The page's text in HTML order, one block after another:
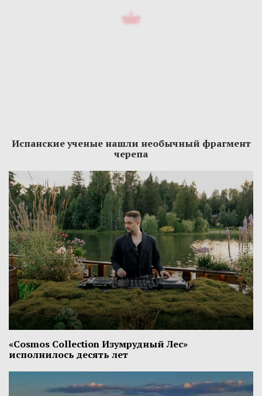
Испанские ученые нашли необычный фрагмент
черепа
«Cosmos Collection Изумрудный Лес»
исполнилось десять лет